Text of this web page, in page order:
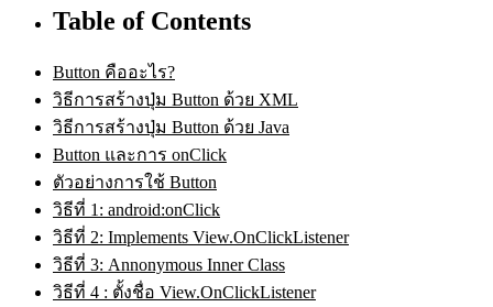
Table of Contents
Button คืออะไร?
วิธีการสร้างปุ่ม Button ด้วย XML
วิธีการสร้างปุ่ม Button ด้วย Java
Button และการ onClick
ตัวอย่างการใช้ Button
วิธีที่ 1: android:onClick
วิธีที่ 2: Implements View.OnClickListener
วิธีที่ 3: Annonymous Inner Class
วิธีที่ 4 : ตั้งชื่อ View.OnClickListener